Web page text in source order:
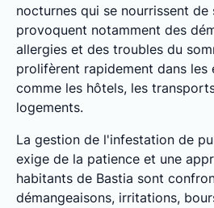
nocturnes qui se nourrissent de
provoquent notamment des
allergies et des troubles du
prolifèrent rapidement dans les
comme les hôtels, les
logements.
La gestion de l'infestation de
exige de la patience et une
habitants de Bastia sont
démangeaisons, irritations,